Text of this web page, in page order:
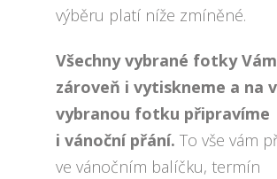
výběru platí níže zmíněné.
Všechny vybrané fotky Vám
zároveň i vytiskneme a na
vybranou fotku připravíme
i vánoční přání. To vše vám
ve vánočním balíčku, termín